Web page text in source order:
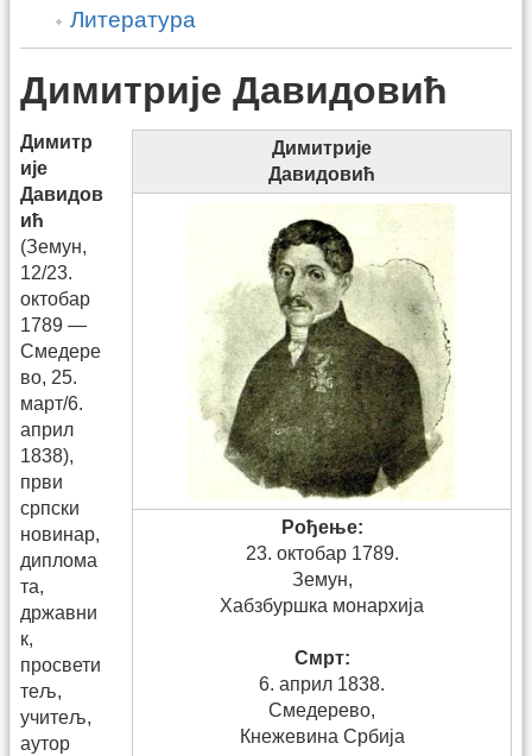
Литература
Димитрије Давидовић
Димитрије
Давидовић
Рођење:
23. октобар 1789.
Земун,
Хабзбуршка монархија
Смрт:
6. април 1838.
Смедерево,
Кнежевина Србија
Димитр
ије
Давидов
ић
(Земун,
12/23.
октобар
1789 —
Смедере
во, 25.
март/6.
април
1838),
први
српски
новинар,
диплома
та,
државни
к,
просвети
тељ,
учитељ,
аутор